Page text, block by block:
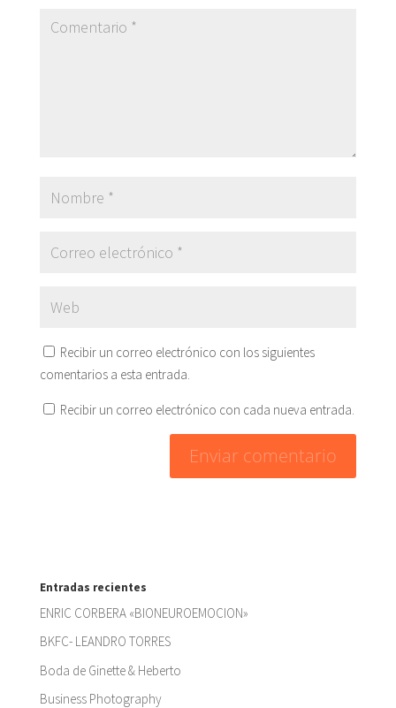
Recibir un correo electrónico con los siguientes
comentarios a esta entrada.
Recibir un correo electrónico con cada nueva entrada.
Entradas recientes
ENRIC CORBERA «BIONEUROEMOCION»
BKFC- LEANDRO TORRES
Boda de Ginette & Heberto
Business Photography